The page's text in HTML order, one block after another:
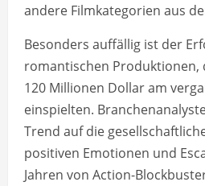
andere Filmkategorien aus
Besonders auffällig ist der
romantischen Produktionen,
120 Millionen Dollar am
einspielten.
Trend auf die
positiven Emotionen und
Jahren von Action-